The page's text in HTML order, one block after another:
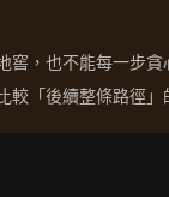
窖，也不能每一步
較「後續整條路徑」